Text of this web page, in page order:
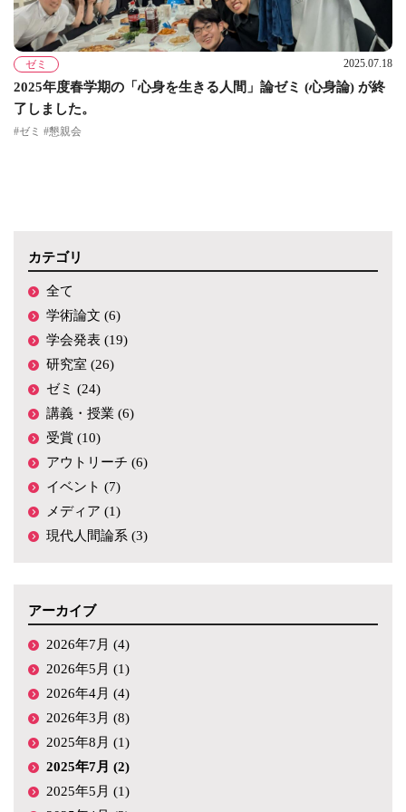
ゼミ 2025.07.18
2025年度春学期の「心身を生きる人間」論ゼミ (心身論) が終
了しました。
#ゼミ #懇親会
カテゴリ
全て
学術論文 (6)
学会発表 (19)
研究室 (26)
ゼミ (24)
講義・授業 (6)
受賞 (10)
アウトリーチ (6)
イベント (7)
メディア (1)
現代人間論系 (3)
アーカイブ
2026年7月 (4)
2026年5月 (1)
2026年4月 (4)
2026年3月 (8)
2025年8月 (1)
2025年7月 (2)
2025年5月 (1)